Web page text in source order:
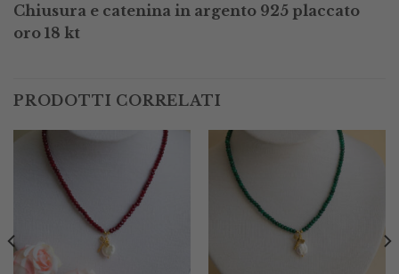
Chiusura e catenina in argento 925 placcato
oro 18 kt
PRODOTTI CORRELATI